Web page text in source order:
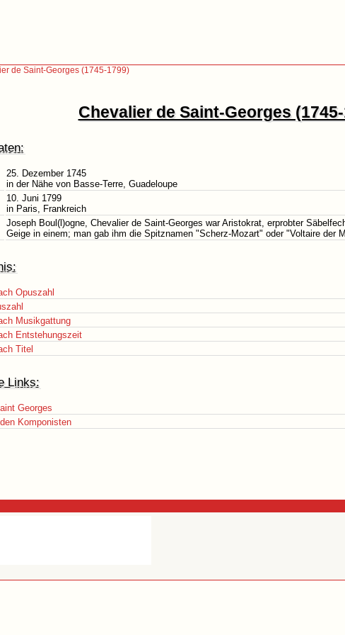
de Saint-Georges (1745-1799)
Chevalier de Saint-Georges
25. Dezember 1745
in der Nähe von Basse-Terre, Guadeloupe
10. Juni 1799
in Paris, Frankreich
Joseph Boul(l)ogne, Chevalier de Saint-Georges war Aristokrat, erprobter
Geige in einem; man gab ihm die Spitznamen "Scherz-Mozart" oder "Voltaire der
Opuszahl
Musikgattung
Entstehungszeit
Titel
Links:
Georges
Komponisten